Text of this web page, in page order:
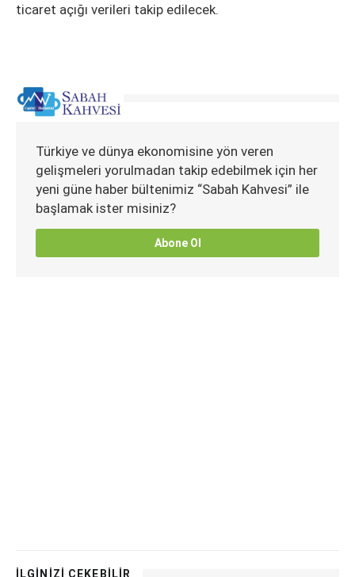
ticaret açığı verileri takip edilecek.
Türkiye ve dünya ekonomisine yön veren
gelişmeleri yorulmadan takip edebilmek için her
yeni güne haber bültenimiz “Sabah Kahvesi” ile
başlamak ister misiniz?
Abone Ol
İLGİNİZİ ÇEKEBİLİR